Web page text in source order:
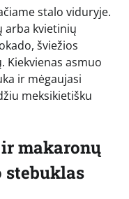
stalo viduryje.
arba kvietinių
šviežios
Kiekvienas asmuo
ir mėgaujasi
meksikietišku
makaronų
stebuklas